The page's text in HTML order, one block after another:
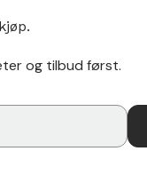
og tilbud først.